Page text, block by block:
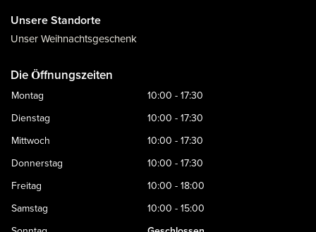
Unsere Standorte
Unser Weihnachtsgeschenk
Die Öffnungszeiten
Montag
10:00 - 17:30
Dienstag
10:00 - 17:30
Mittwoch
10:00 - 17:30
Donnerstag
10:00 - 17:30
Freitag
10:00 - 18:00
Samstag
10:00 - 15:00